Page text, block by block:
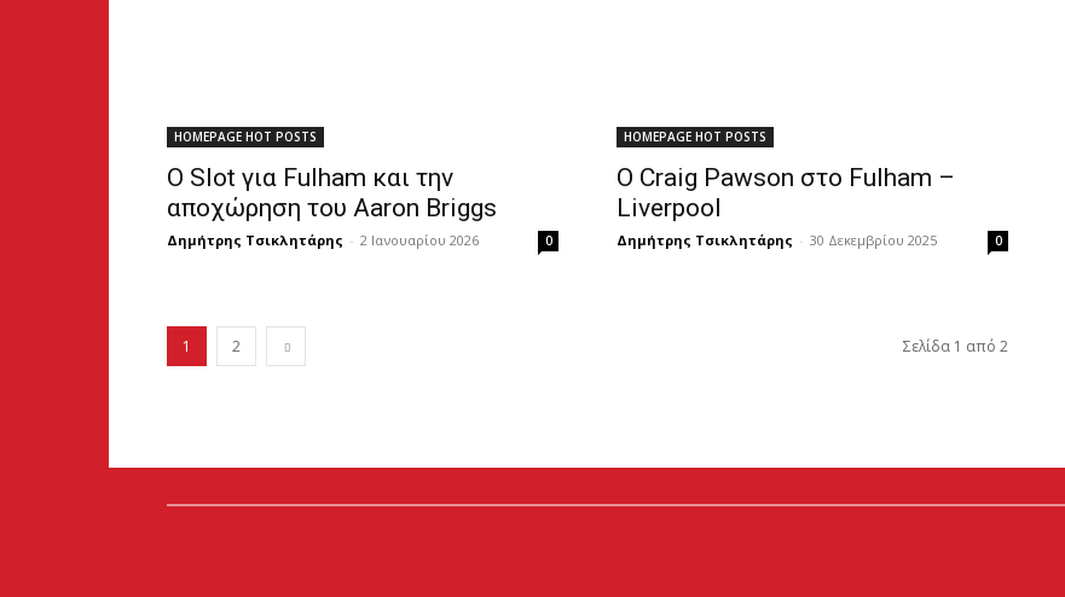
HOMEPAGE HOT POSTS
Ο Slot για Fulham και την
αποχώρηση του Aaron Briggs
Δημήτρης Τσικλητάρης - 2 Ιανουαρίου 2026 0
HOMEPAGE HOT POSTS
Ο Craig Pawson στο Fulham –
Liverpool
Δημήτρης Τσικλητάρης - 30 Δεκεμβρίου 2025 0
1 2 Σελίδα 1 από 2